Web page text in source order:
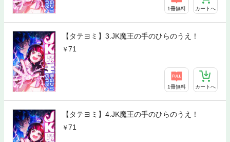
1冊無料 カートへ
【タテヨミ】3.JK魔王の手のひらのうえ！
71
1冊無料 カートへ
【タテヨミ】4.JK魔王の手のひらのうえ！
71